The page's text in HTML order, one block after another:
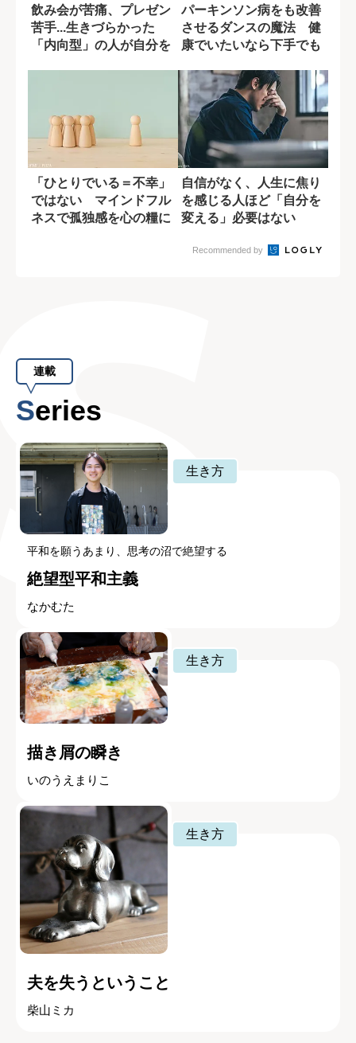
飲み会が苦痛、プレゼン
苦手...生きづらかった
「内向型」の人が自分を
パーキンソン病をも改善
させるダンスの魔法 健
康でいたいなら下手でも
「ひとりでいる＝不幸」
ではない マインドフル
ネスで孤独感を心の糧に
自信がなく、人生に焦り
を感じる人ほど「自分を
変える」必要はない
Recommended by
連載
Series
生き方
平和を願うあまり、思考の沼で絶望する
絶望型平和主義
なかむた
生き方
描き屑の瞬き
いのうえまりこ
生き方
夫を失うということ
柴山ミカ